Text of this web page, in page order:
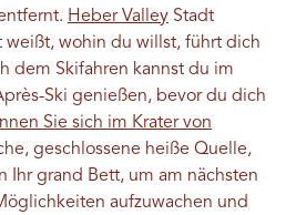
Heber Valley Stadt
weißt, wohin du willst, führt dich
dem Skifahren kannst du im
Ski genießen, bevor du dich
Sie sich im Krater von
geschlossene heiße Quelle,
Ihr grand Bett, um am nächsten
aufzuwachen und